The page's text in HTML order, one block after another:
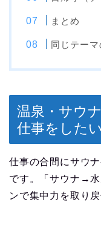
まとめ
同じテー
温泉・サウ
仕事をした
仕事の合間にサウ
です。「サウナ→
ンで集中力を取り戻